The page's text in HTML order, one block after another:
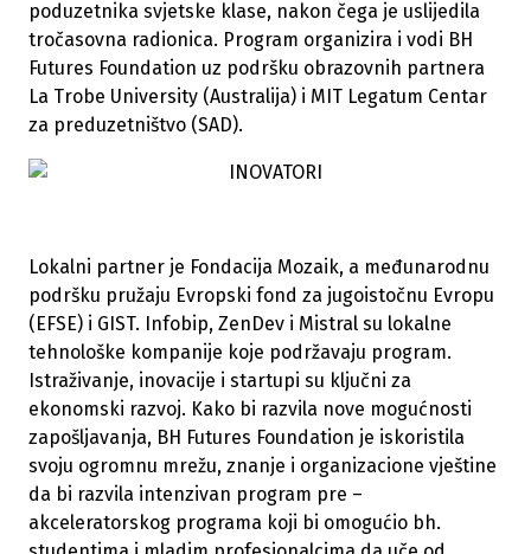
poduzetnika svjetske klase, nakon čega je uslijedila
tročasovna radionica. Program organizira i vodi BH
Futures Foundation uz podršku obrazovnih partnera
La Trobe University (Australija) i MIT Legatum Centar
za preduzetništvo (SAD).
Lokalni partner je Fondacija Mozaik, a međunarodnu
podršku pružaju Evropski fond za jugoistočnu Evropu
(EFSE) i GIST. Infobip, ZenDev i Mistral su lokalne
tehnološke kompanije koje podržavaju program.
Istraživanje, inovacije i startupi su ključni za
ekonomski razvoj. Kako bi razvila nove mogućnosti
zapošljavanja, BH Futures Foundation je iskoristila
svoju ogromnu mrežu, znanje i organizacione vještine
da bi razvila intenzivan program pre –
akceleratorskog programa koji bi omogućio bh.